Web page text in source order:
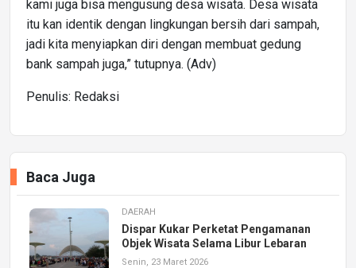
kami juga bisa mengusung desa wisata. Desa wisata
itu kan identik dengan lingkungan bersih dari sampah,
jadi kita menyiapkan diri dengan membuat gedung
bank sampah juga,” tutupnya. (Adv)
Penulis: Redaksi
Baca Juga
DAERAH
Dispar Kukar Perketat Pengamanan
Objek Wisata Selama Libur Lebaran
Senin, 23 Maret 2026